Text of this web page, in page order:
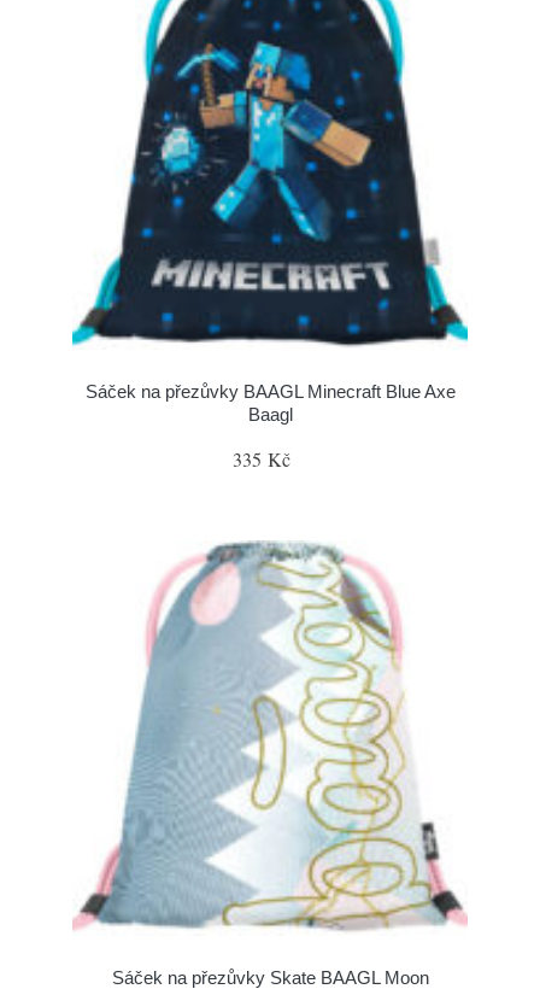
Sáček na přezůvky BAAGL Minecraft Blue Axe
Baagl
335 Kč
Sáček na přezůvky Skate BAAGL Moon